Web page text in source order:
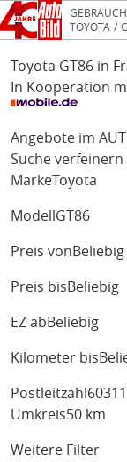
TOYOTA
Toyota GT86 in
In Kooperation
Angebote im
Suche verfeinern
MarkeToyota
Modell GT86
Preis von Beliebig
Preis bis Beliebig
EZ ab Beliebig
Kilometer bis
Postleitzahl
Umkreis50 km
Weitere Filter